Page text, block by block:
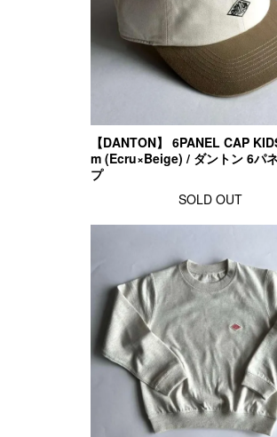
【DANTON】 6PANEL CAP
m (Ecru×Beige) / ダントン 6パ
プ
SOLD OUT